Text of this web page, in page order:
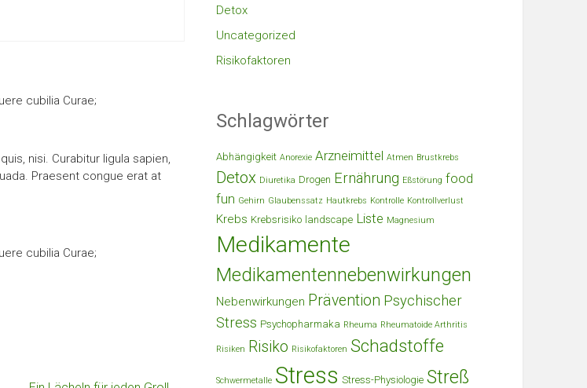
cubilia Curae;
nisi. Curabitur ligula sapien,
Praesent congue erat at
cubilia Curae;
Detox
Uncategorized
Risikofaktoren
Schlagwörter
Abhängigkeit Anorexie Arzneimittel Atmen Brustkrebs
Detox Diuretika Drogen Ernährung Eßstörung food
fun Gehirn Glaubenssatz Hautkrebs Kontrolle Kontrollverlust
Krebs Krebsrisiko landscape Liste Magnesium
Medikamente
Medikamentennebenwirkungen
Nebenwirkungen Prävention Psychischer
Stress Psychopharmaka Rheuma Rheumatoide Arthritis
Risiken Risiko Risikofaktoren Schadstoffe
Schwermetalle Stress Stress-Physiologie Streß